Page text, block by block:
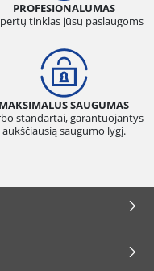
PROFESIONALUMAS
tinklas jūsų paslaugoms
MAKSIMALUS SAUGUMAS
standartai, garantuojantys
aukščiausią saugumo lygį.